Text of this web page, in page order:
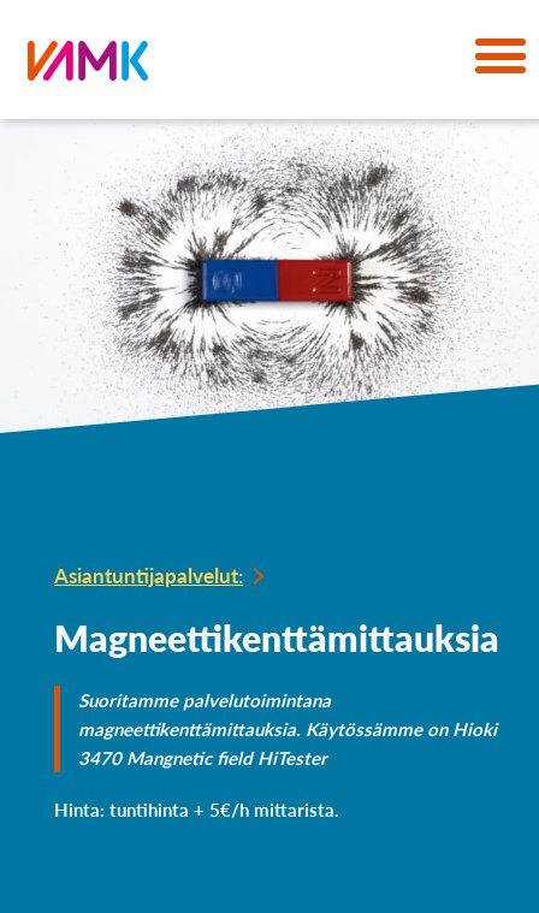
Asiantuntijapalvelut:
Magneettikenttämittauksia
Suoritamme palvelutoimintana
magneettikenttämittauksia. Käytössämme on Hioki
3470 Mangnetic field HiTester
Hinta: tuntihinta + 5€/h mittarista.